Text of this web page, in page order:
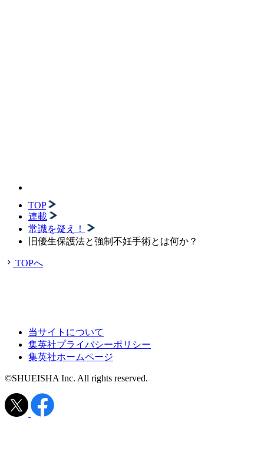
TOP
連載
常識を疑え！
旧優生保護法と強制不妊手術とは何か？
TOPへ
当サイトについて
集英社プライバシーポリシー
集英社ホームページ
©SHUEISHA Inc. All rights reserved.